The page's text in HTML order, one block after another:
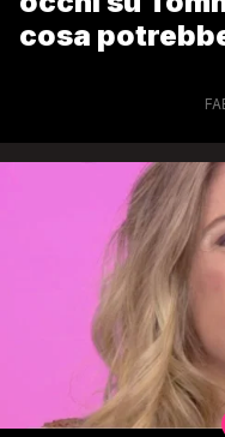
cosa